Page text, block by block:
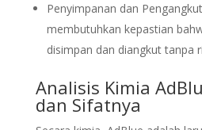
Penyimpanan dan
membutuhkan kepastian
disimpan dan diangkut tanpa
Analisis Kimia
dan Sifatnya